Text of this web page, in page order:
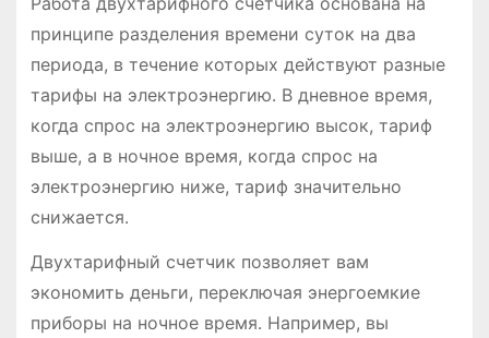
принципе разделения времени суток на два
периода, в течение которых действуют разные
тарифы на электроэнергию․ В дневное время,
когда спрос на электроэнергию высок, тариф
выше, а в ночное время, когда спрос на
электроэнергию ниже, тариф значительно
снижается․
Двухтарифный счетчик позволяет вам
экономить деньги, переключая энергоемкие
приборы на ночное время․ Например, вы